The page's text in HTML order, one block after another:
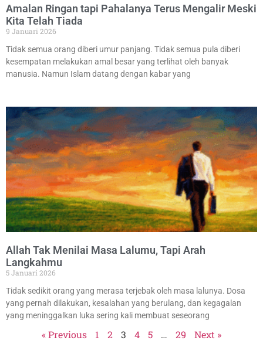
Amalan Ringan tapi Pahalanya Terus Mengalir Meski
Kita Telah Tiada
9 Januari 2026
Tidak semua orang diberi umur panjang. Tidak semua pula diberi
kesempatan melakukan amal besar yang terlihat oleh banyak
manusia. Namun Islam datang dengan kabar yang
Allah Tak Menilai Masa Lalumu, Tapi Arah
Langkahmu
5 Januari 2026
Tidak sedikit orang yang merasa terjebak oleh masa lalunya. Dosa
yang pernah dilakukan, kesalahan yang berulang, dan kegagalan
yang meninggalkan luka sering kali membuat seseorang
« Previous 1 2 3 4 5 … 29 Next »